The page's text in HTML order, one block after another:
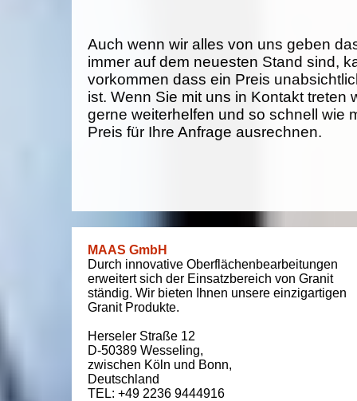
Auch wenn wir alles von uns geben
immer auf dem neuesten Stand sind,
vorkommen dass ein Preis
ist. Wenn Sie mit uns in Kontakt treten
gerne weiterhelfen und so schnell wie
Preis für Ihre Anfrage ausrechnen.
MAAS GmbH
Durch innovative Oberflächenbearbeitungen
erweitert sich der Einsatzbereich von Granit
ständig. Wir bieten Ihnen unsere einzigartigen
Granit Produkte.
Herseler Straße 12
D-50389 Wesseling,
zwischen Köln und Bonn,
Deutschland
TEL: +49 2236 9444916